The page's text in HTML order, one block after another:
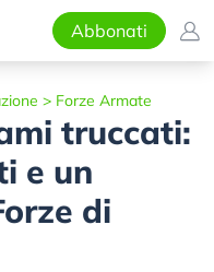
Abbonati
> Forze Armate
truccati:
e un
di